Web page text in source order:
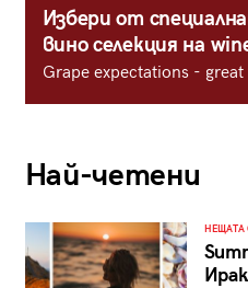
Избери от
вино селекция на
Grape expectations - great
Най-четени
НЕЩАТА